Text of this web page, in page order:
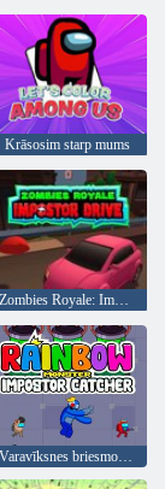
Krāsosim starp mums
Zombies Royale: Impostor Drive
Varavīksnes briesmoņu krāpnieku ķērājs